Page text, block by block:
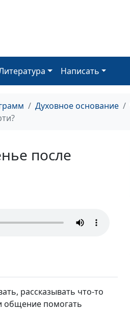
Написать
Духовное основание
после
рассказывать что-то
общение помогать